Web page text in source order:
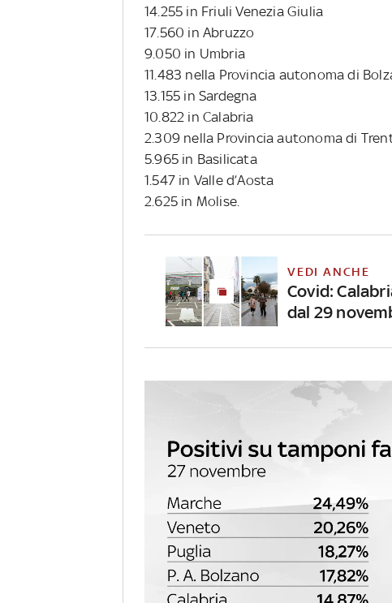
14.255 in Friuli Venezia Giulia
17.560 in Abruzzo
9.050 in Umbria
11.483 nella Provincia autonoma di
13.155 in Sardegna
10.822 in Calabria
2.309 nella Provincia autonoma di
5.965 in Basilicata
1.547 in Valle d’Aosta
2.625 in Molise.
VEDI ANCHE
Covid:
dal 29